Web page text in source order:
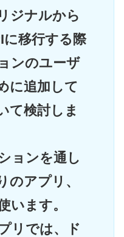
ジナルから
移行する際
ンのユーザ
に追加して
て検討しま
ョンを通し
のアプリ、
います。
リでは、ド